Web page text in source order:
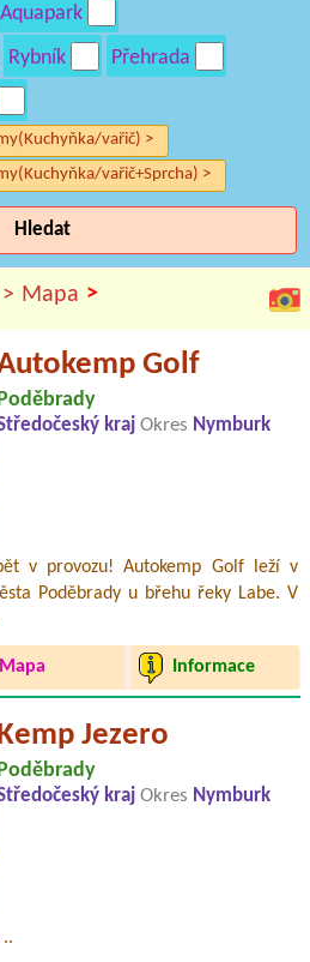
Aquapark
Rybník
Přehrada
vařič) >
vařič+Sprcha) >
Hledat
Mapa >
Golf
kraj Okres Nymburk
v provozu! Autokemp Golf leží v
Poděbrady u břehu řeky Labe. V
Mapa Informace
Jezero
Poděbrady
kraj Okres Nymburk